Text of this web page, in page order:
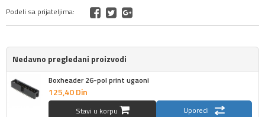
Podeli sa prijateljima:
Nedavno pregledani proizvodi
Boxheader 26-pol print ugaoni
125,40Din
Stavi u korpu Uporedi